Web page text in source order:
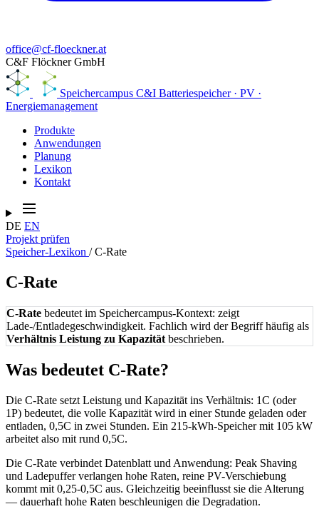
office@cf-floeckner.at
C&F Flöckner GmbH
Speichercampus C&I Batteriespeicher · PV ·
Energiemanagement
Produkte
Anwendungen
Planung
Lexikon
Kontakt
DE EN
Projekt prüfen
Speicher-Lexikon /C-Rate
C-Rate
C-Rate bedeutet im Speichercampus-Kontext: zeigt
Lade-/Entladegeschwindigkeit. Fachlich wird der Begriff häufig als
Verhältnis Leistung zu Kapazität beschrieben.
Was bedeutet C-Rate?
Die C-Rate setzt Leistung und Kapazität ins Verhältnis: 1C (oder
1P) bedeutet, die volle Kapazität wird in einer Stunde geladen oder
entladen, 0,5C in zwei Stunden. Ein 215-kWh-Speicher mit 105 kW
arbeitet also mit rund 0,5C.
Die C-Rate verbindet Datenblatt und Anwendung: Peak Shaving
und Ladepuffer verlangen hohe Raten, reine PV-Verschiebung
kommt mit 0,25-0,5C aus. Gleichzeitig beeinflusst sie die Alterung
— dauerhaft hohe Raten beschleunigen die Degradation.